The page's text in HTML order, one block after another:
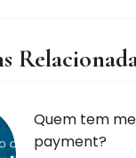
Quem tem
payment?